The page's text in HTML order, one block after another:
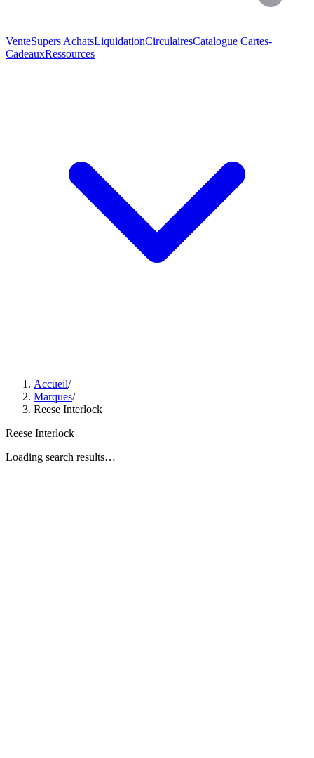
VenteSupers AchatsLiquidationCirculairesCatalogue Cartes-
CadeauxRessources
Accueil/
Marques/
Reese Interlock
Reese Interlock
Loading search results…